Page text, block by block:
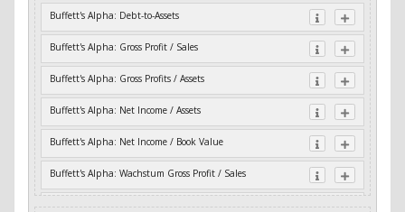
Buffett's Alpha: Debt-to-Assets
Buffett's Alpha: Gross Profit / Sales
Buffett's Alpha: Gross Profits / Assets
Buffett's Alpha: Net Income / Assets
Buffett's Alpha: Net Income / Book Value
Buffett's Alpha: Wachstum Gross Profit / Sales
Buffett's Alpha: Wachstum Residual Cash Flow / Assets